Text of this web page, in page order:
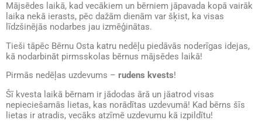
Mājsēdes laikā, kad vecākiem un bērniem jāpavada kopā vairāk
laika nekā ierasts, pēc dažām dienām var šķist, ka visas
līdzšinējās nodarbes jau izmēģinātas.
Tieši tāpēc Bērnu Osta katru nedēļu piedāvās noderīgas idejas,
kā nodarbināt pirmsskolas bērnus mājsēdes laikā!
Pirmās nedēļas uzdevums – rudens kvests!
Šī kvesta laikā bērnam ir jādodas ārā un jāatrod visas
nepieciešamās lietas, kas norādītas uzdevumā! Kad bērns šīs
lietas ir atradis, vecāks atzīmē uzdevumu kā izpildītu!